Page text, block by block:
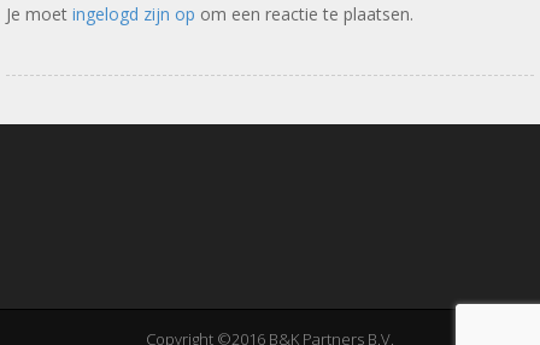
Je moet ingelogd zijn op om een reactie te plaatsen.
Copyright ©2016 B&K Partners B.V.